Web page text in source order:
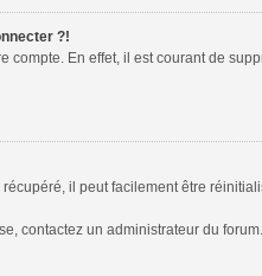
?!
compte. En effet, il est courant de
il peut facilement être
contactez un administrateur du forum.